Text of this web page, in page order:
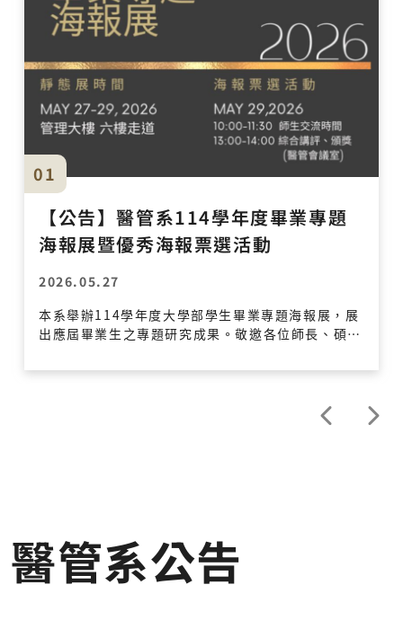
01
【公告】醫管系114學年度畢業專題
海報展暨優秀海報票選活動
2026.05.27
本系舉辦114學年度大學部學生畢業專題海報展，展
出應屆畢業生之專題研究成果。敬邀各位師長、碩士
秀海報票選。 【海報展示資訊】 展示時間： 2026
活動日程】2026年5月29日(五) 9:30 - 10:00
醫管系公告